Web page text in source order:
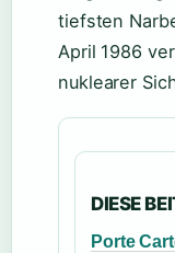
tiefsten
April 1986
nuklearer
DIESE
Porte